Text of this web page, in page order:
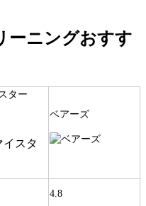
ーニングおすす
ター
ベアーズ
4.8